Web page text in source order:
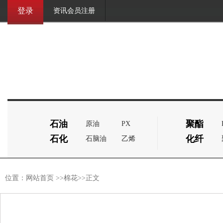
登录 资讯会员注册
石油
石化
原油
石脑油
PX
乙烯
聚酯
化纤
位置： 网站首页 >>棉花>>正文